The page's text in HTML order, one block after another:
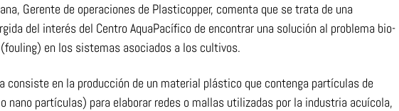
Gerente de operaciones de Plasticopper, comenta que se trata de una
del interés del Centro AquaPacífico de encontrar una solución al problema bio-
en los sistemas asociados a los cultivos.
consiste en la producción de un material plástico que contenga partículas de
nano partículas) para elaborar redes o mallas utilizadas por la industria acuícola,